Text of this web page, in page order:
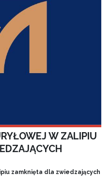
W ZALIPIU
zamknięta dla zwiedzających